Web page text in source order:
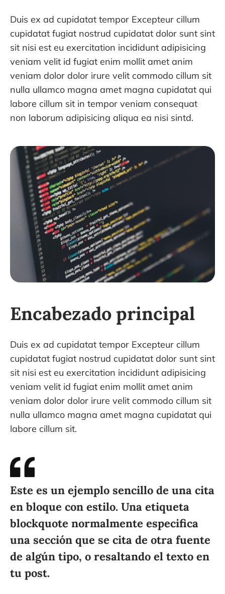
Duis ex ad cupidatat tempor Excepteur cillum
cupidatat fugiat nostrud cupidatat dolor sunt sint
sit nisi est eu exercitation incididunt adipisicing
veniam velit id fugiat enim mollit amet anim
veniam dolor dolor irure velit commodo cillum sit
nulla ullamco magna amet magna cupidatat qui
labore cillum sit in tempor veniam consequat
non laborum adipisicing aliqua ea nisi sintd.
Encabezado principal
Duis ex ad cupidatat tempor Excepteur cillum
cupidatat fugiat nostrud cupidatat dolor sunt sint
sit nisi est eu exercitation incididunt adipisicing
veniam velit id fugiat enim mollit amet anim
veniam dolor dolor irure velit commodo cillum sit
nulla ullamco magna amet magna cupidatat qui
labore cillum sit.
Este es un ejemplo sencillo de una cita
en bloque con estilo. Una etiqueta
blockquote normalmente especifica
una sección que se cita de otra fuente
de algún tipo, o resaltando el texto en
tu post.